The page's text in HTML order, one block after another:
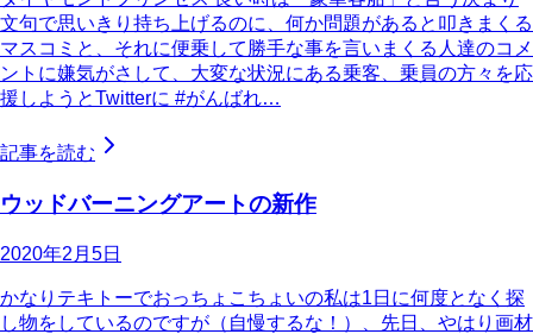
文句で思いきり持ち上げるのに、何か問題があると叩きまくる
マスコミと、それに便乗して勝手な事を言いまくる人達のコメ
ントに嫌気がさして、大変な状況にある乗客、乗員の方々を応
援しようとTwitterに #がんばれ…
記事を読む
ウッドバーニングアートの新作
2020年2月5日
かなりテキトーでおっちょこちょいの私は1日に何度となく探
し物をしているのですが（自慢するな！）、先日、やはり画材